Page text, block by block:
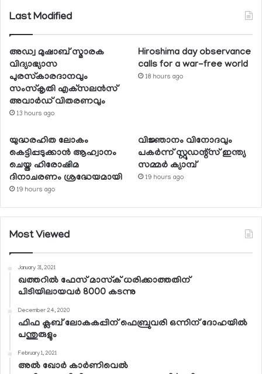
Last Modified
അഡ്വ മുഷാബ് സ്മാരക
വിദ്യാഭ്യാസ
പുരസ്‌കാരദാനവും
സംസ്‌കൃതി എക്‌സലന്‍സ്
അവാര്‍ഡ് വിതരണവും
13 hours ago
Hiroshima day observance
calls for a war-free world
18 hours ago
യുദ്ധരഹിത ലോകം
കെട്ടിപ്പടുക്കാന്‍ ആഹ്വാനം
ചെയ്ത ഹിരോഷിമ
ദിനാചരണം ശ്രദ്ധേയമായി
19 hours ago
വിജ്ഞാനം വിനോദവും
പകര്‍ന്ന് സ്റ്റുഡന്റ്‌സ് ഇന്ത്യ
സമ്മര്‍ ക്യാമ്പ്
19 hours ago
Most Viewed
January 31, 2021
ഖത്തറില്‍ ഫേസ് മാസ്‌ക് ധരിക്കാത്തതിന്
പിടിയിലായവര്‍ 8000 കടന്നു
December 24, 2020
ഫിഫ ക്ലബ് ലോകകപ്പിന് ഫെബ്രുവരി ഒന്നിന് ദോഹയില്‍
പന്തുരുളും
February 1, 2021
അല്‍ ഖോര്‍ കാര്‍ണിവെല്‍